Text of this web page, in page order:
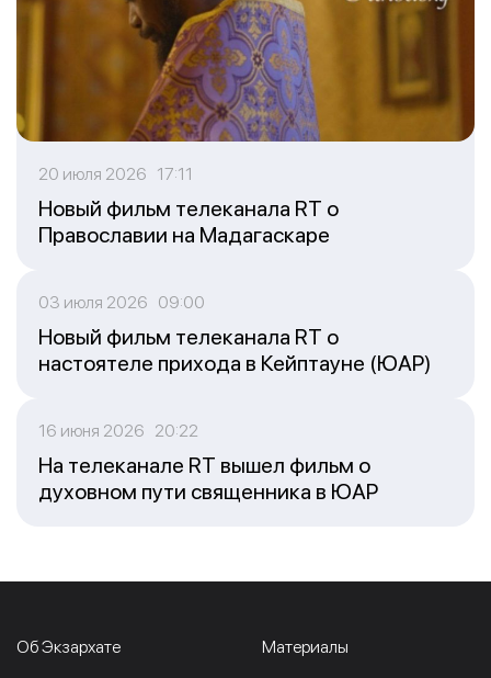
20 июля 2026 17:11
Новый фильм телеканала RT о
Православии на Мадагаскаре
03 июля 2026 09:00
Новый фильм телеканала RT о
настоятеле прихода в Кейптауне (ЮАР)
16 июня 2026 20:22
На телеканале RT вышел фильм о
духовном пути священника в ЮАР
Об Экзархате Материалы